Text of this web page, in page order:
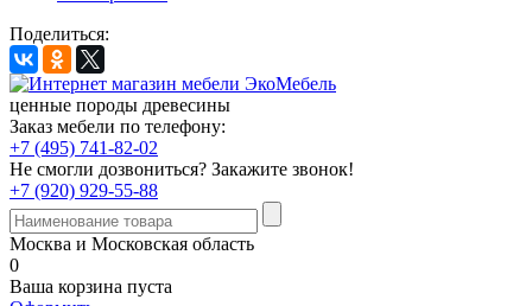
Поделиться:
ценные породы древесины
Заказ мебели по телефону:
+7 (495) 741-82-02
Не смогли дозвониться? Закажите звонок!
+7 (920) 929-55-88
Москва и Московская область
0
Ваша корзина пуста